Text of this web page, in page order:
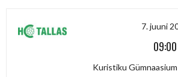
7. juuni
09:00
Kuristiku Gümnaasium